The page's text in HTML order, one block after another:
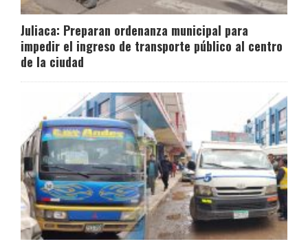
Juliaca: Preparan ordenanza municipal para
impedir el ingreso de transporte público al centro
de la ciudad